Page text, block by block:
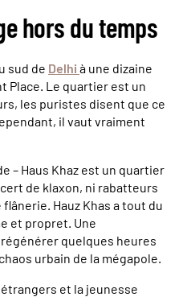
hors du temps
sud de Delhi à une dizaine
Place. Le quartier est un
les puristes disent que ce
il vaut vraiment
– Haus Khaz est un quartier
de klaxon, ni rabatteurs
Hauz Khas a tout du
et propret. Une
quelques heures
urbain de la mégapole.
et la jeunesse